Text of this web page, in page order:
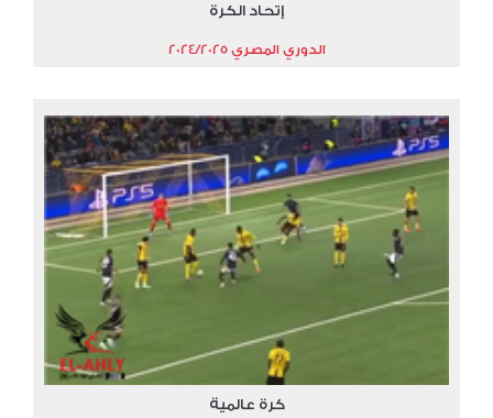
إتحاد الكرة
الدوري المصري 2024/2025
كرة عالمية